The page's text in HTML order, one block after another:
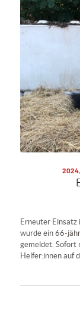
2024,
Erneuter Einsatz
wurde ein 66-
gemeldet. Sofort
Helfer:innen auf